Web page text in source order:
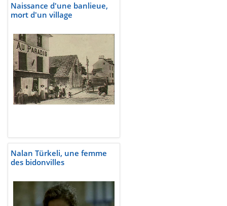
Naissance d'une banlieue,
mort d'un village
Nalan Türkeli, une femme
des bidonvilles